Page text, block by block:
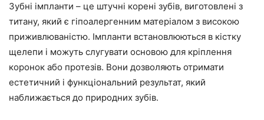
Зубні імпланти – це штучні корені зубів, виготовлені з
титану, який є гіпоалергенним матеріалом з високою
приживлюваністю. Імпланти встановлюються в кістку
щелепи і можуть слугувати основою для кріплення
коронок або протезів. Вони дозволяють отримати
естетичний і функціональний результат, який
наближається до природних зубів.